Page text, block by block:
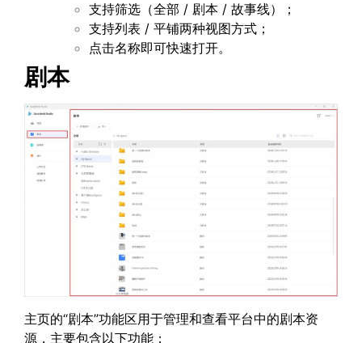
支持筛选（全部 / 剧本 / 故事线）；
支持列表 / 平铺两种视图方式；
点击名称即可快速打开。
剧本
主页的“剧本”功能区用于管理和查看平台中的剧本资
源，主要包含以下功能：